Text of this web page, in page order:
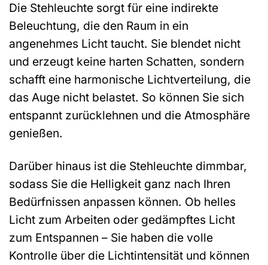
Die Stehleuchte sorgt für eine indirekte
Beleuchtung, die den Raum in ein
angenehmes Licht taucht. Sie blendet nicht
und erzeugt keine harten Schatten, sondern
schafft eine harmonische Lichtverteilung, die
das Auge nicht belastet. So können Sie sich
entspannt zurücklehnen und die Atmosphäre
genießen.
Darüber hinaus ist die Stehleuchte dimmbar,
sodass Sie die Helligkeit ganz nach Ihren
Bedürfnissen anpassen können. Ob helles
Licht zum Arbeiten oder gedämpftes Licht
zum Entspannen – Sie haben die volle
Kontrolle über die Lichtintensität und können